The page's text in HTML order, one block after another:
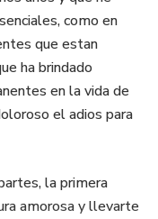
como en
que estan
ha brindado
en la vida de
el adios para
la primera
amorosa y llevarte